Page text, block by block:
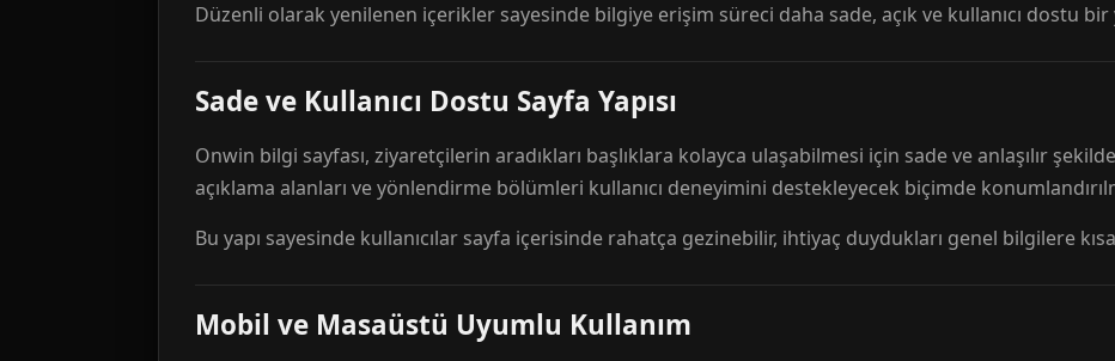
Düzenli olarak yenilenen içerikler sayesinde bilgiye erişim süreci daha sade, açık ve kullanıcı dostu bir
Sade ve Kullanıcı Dostu Sayfa Yapısı
Onwin bilgi sayfası, ziyaretçilerin aradıkları başlıklara kolayca ulaşabilmesi için sade ve anlaşılır
açıklama alanları ve yönlendirme bölümleri kullanıcı deneyimini destekleyecek biçimde
Bu yapı sayesinde kullanıcılar sayfa içerisinde rahatça gezinebilir, ihtiyaç duydukları genel bilgilere
Mobil ve Masaüstü Uyumlu Kullanım